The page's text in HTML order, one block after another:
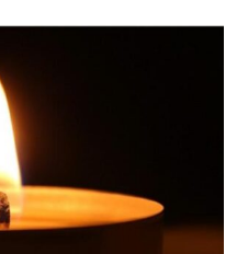
państwowe przyznane
przyznane przez Radę
koncelebrowało […]